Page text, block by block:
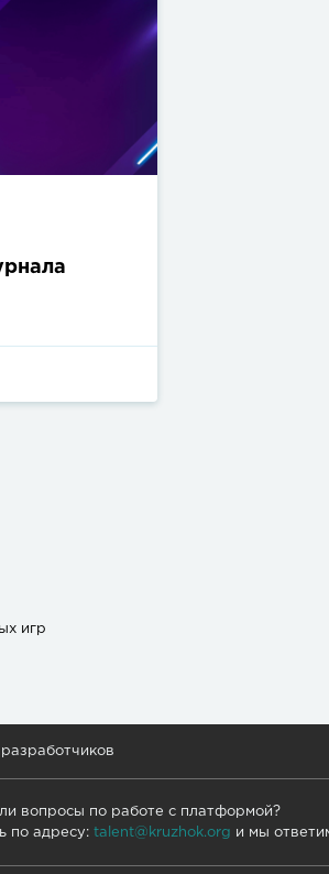
игр
вопросы по работе с платформой?
по адресу: talent@kruzhok.org и мы